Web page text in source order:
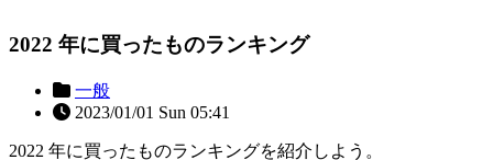
2022 年に買ったものランキング
一般
2023/01/01 Sun 05:41
2022 年に買ったものランキングを紹介しよう。